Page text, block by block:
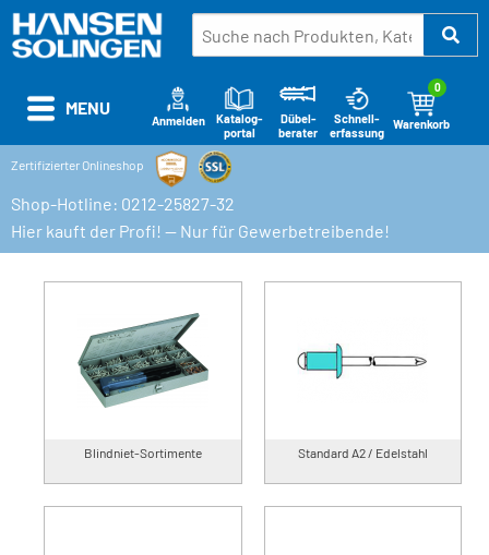
Warenkorb
0
Schnell-
erfassung
Dübel-
berater
Katalog-
portal
Anmelden
Zertifizierter Onlineshop
Shop-Hotline: 0212-25827-32
Hier kauft der Profi! — Nur für Gewerbetreibende!
MENU
Blindniet-Sortimente Standard A2 / Edelstahl